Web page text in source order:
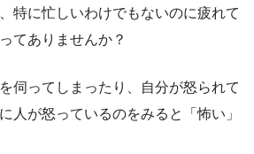
特に忙しいわけでもないのに疲れて
てありませんか？
伺ってしまったり、自分が怒られて
人が怒っているのをみると「怖い」